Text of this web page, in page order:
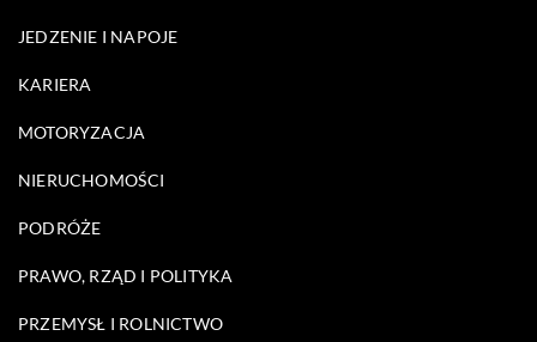
JEDZENIE I NAPOJE
KARIERA
MOTORYZACJA
NIERUCHOMOŚCI
PODRÓŻE
PRAWO, RZĄD I POLITYKA
PRZEMYSŁ I ROLNICTWO